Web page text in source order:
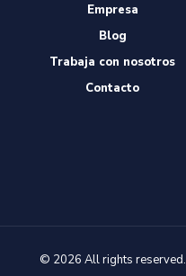
Empresa
Blog
Trabaja con nosotros
Contacto
© 2026 All rights reserved.